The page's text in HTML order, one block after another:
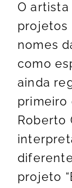
O
projetos
nomes
como
ainda
primeiro
Roberto
projeto